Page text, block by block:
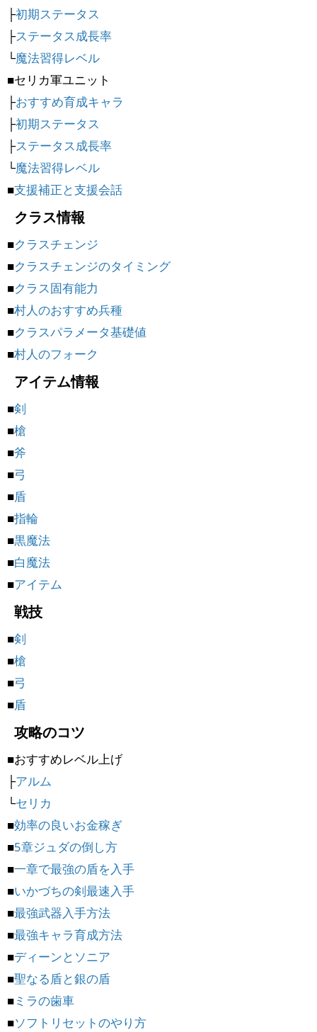
├初期ステータス
├ステータス成長率
└魔法習得レベル
■セリカ軍ユニット
├おすすめ育成キャラ
├初期ステータス
├ステータス成長率
└魔法習得レベル
■支援補正と支援会話
クラス情報
■クラスチェンジ
■クラスチェンジのタイミング
■クラス固有能力
■村人のおすすめ兵種
■クラスパラメータ基礎値
■村人のフォーク
アイテム情報
■剣
■槍
■斧
■弓
■盾
■指輪
■黒魔法
■白魔法
■アイテム
戦技
■剣
■槍
■弓
■盾
攻略のコツ
■おすすめレベル上げ
├アルム
└セリカ
■効率の良いお金稼ぎ
■5章ジュダの倒し方
■一章で最強の盾を入手
■いかづちの剣最速入手
■最強武器入手方法
■最強キャラ育成方法
■ディーンとソニア
■聖なる盾と銀の盾
■ミラの歯車
■ソフトリセットのやり方